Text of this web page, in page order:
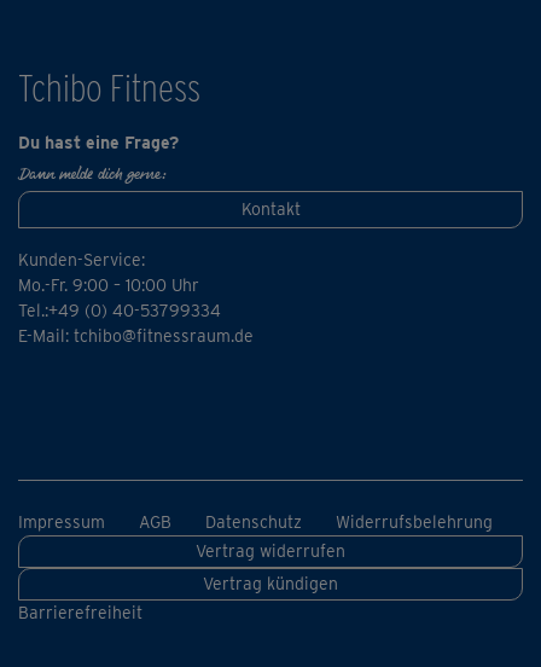
Tchibo Fitness
Du hast eine Frage?
Dann melde dich gerne:
Kontakt
Kunden-Service:
Mo.-Fr. 9:00 – 10:00 Uhr
Tel.:+49 (0) 40-53799334
E-Mail: tchibo@fitnessraum.de
Impressum AGB Datenschutz
Widerrufsbelehrung
Vertrag widerrufen
Vertrag kündigen
Barrierefreiheit